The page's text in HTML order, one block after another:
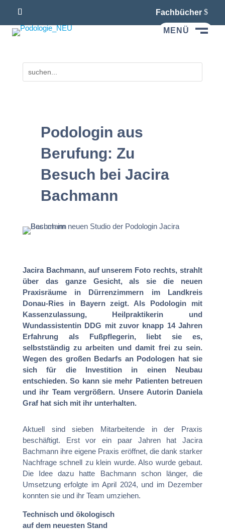
Fachbücher
MENÜ
Podologin aus
Berufung: Zu
Besuch bei Jacira
Bachmann
Jacira Bachmann, auf unserem Foto rechts, strahlt
über das ganze Gesicht, als sie die neuen
Praxisräume in Dürrenzimmern im Landkreis
Donau-Ries in Bayern zeigt. Als Podologin mit
Kassenzulassung, Heilpraktikerin und
Wundassistentin DDG mit zuvor knapp 14 Jahren
Erfahrung als Fußpflegerin, liebt sie es,
selbstständig zu arbeiten und damit frei zu sein.
Wegen des großen Bedarfs an Podologen hat sie
sich für die Investition in einen Neubau
entschieden. So kann sie mehr Patienten betreuen
und ihr Team vergrößern. Unsere Autorin Daniela
Graf hat sich mit ihr unterhalten.
Aktuell sind sieben Mitarbeitende in der Praxis
beschäftigt. Erst vor ein paar Jahren hat Jacira
Bachmann ihre eigene Praxis eröffnet, die dank starker
Nachfrage schnell zu klein wurde. Also wurde gebaut.
Die Idee dazu hatte Bachmann schon länger, die
Umsetzung erfolgte im April 2024, und im Dezember
konnten sie und ihr Team umziehen.
Technisch und ökologisch
auf dem neuesten Stand